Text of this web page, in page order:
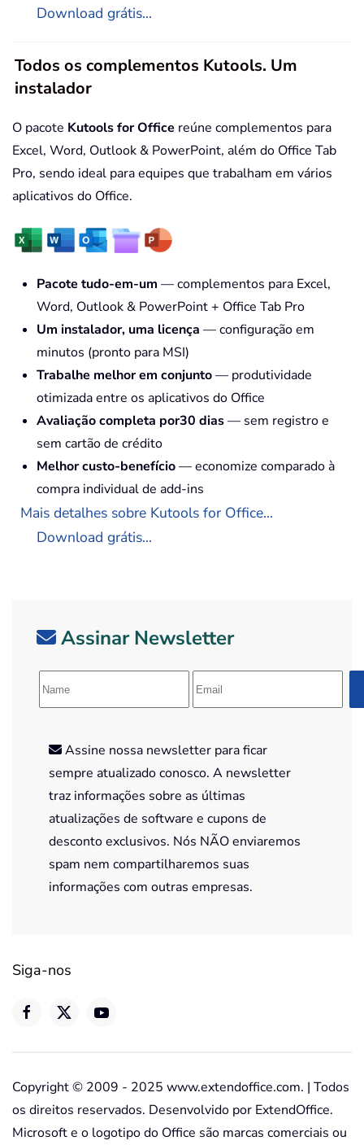
Download grátis...
Todos os complementos Kutools. Um
instalador
O pacote Kutools for Office reúne complementos para
Excel, Word, Outlook & PowerPoint, além do Office Tab
Pro, sendo ideal para equipes que trabalham em vários
aplicativos do Office.
Pacote tudo-em-um — complementos para Excel,
Word, Outlook & PowerPoint + Office Tab Pro
Um instalador, uma licença — configuração em
minutos (pronto para MSI)
Trabalhe melhor em conjunto— produtividade
otimizada entre os aplicativos do Office
Avaliação completa por30 dias— sem registro e
sem cartão de crédito
Melhor custo-benefício— economize comparado à
compra individual de add-ins
Mais detalhes sobre Kutools for Office...
Download grátis...
Assinar Newsletter
Assine nossa newsletter para ficar
sempre atualizado conosco. A newsletter
traz informações sobre as últimas
atualizações de software e cupons de
desconto exclusivos. Nós NÃO enviaremos
spam nem compartilharemos suas
informações com outras empresas.
Siga-nos
Copyright © 2009 - 2025 www.extendoffice.com. | Todos
os direitos reservados. Desenvolvido por ExtendOffice.
Microsoft e o logotipo do Office são marcas comerciais ou